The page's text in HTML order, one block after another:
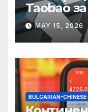
Taobao
MAY 15, 2026
BULGARIAN-CHINESE